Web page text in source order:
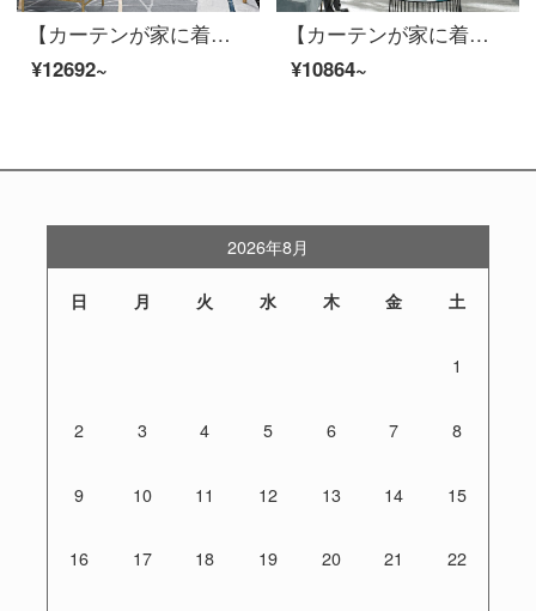
【カーテンが家に着く】新中国式の高遮光定型は湯円カレーリビングルームのカーテン完成品の高精密ジャカードカスタム床窓JBLW-010 Sフック/カーテンヘッドを含まない(高さ2.6メートル以内で変更可能)XLのカーテンセット/ダブルオープン(適用窓幅3.2-3.5メートル)
¥12692~
【カーテンが家に着く】カーテン製品の光豪華高遮光ジャカードの拡散林壁透綴定型化ポリエステルリビングルームの近代的な注文ダウン窓JBLW 016 Sフック/カーテンヘッドを含まない(高2.6メートル以内で変更可能)XLのカーテンセット/ダブルオープン(適用窓の幅4.1-1.4メートル)
¥10864~
2026年8月
日 月 火 水 木 金 土
1
2 3 4 5 6 7 8
9 10 11 12 13 14 15
16 17 18 19 20 21 22